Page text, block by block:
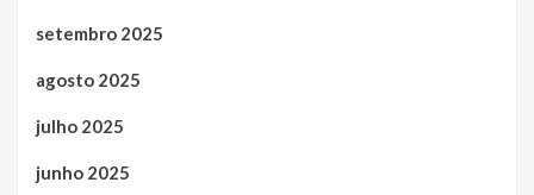
setembro 2025
agosto 2025
julho 2025
junho 2025